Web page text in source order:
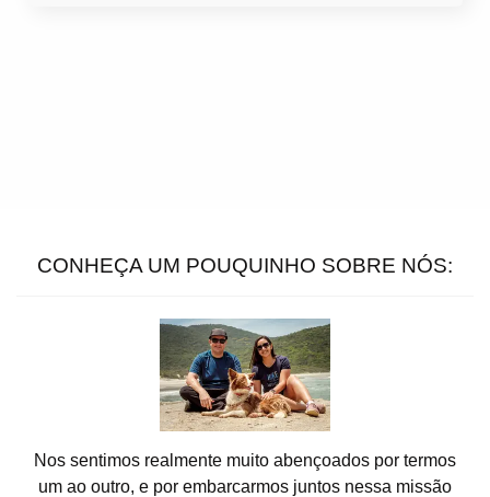
CONHEÇA UM POUQUINHO SOBRE NÓS:
Nos sentimos realmente muito abençoados por termos
um ao outro, e por embarcarmos juntos nessa missão